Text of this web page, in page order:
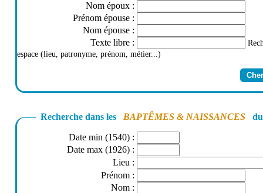
Nom époux :
Prénom épouse :
Nom épouse :
Texte libre :
espace (lieu, patronyme, prénom, métier...)
Recherche dans les BAPTÊMES & NAISSANCES
Date min (1540) :
Date max (1926) :
Lieu :
Prénom :
Nom :